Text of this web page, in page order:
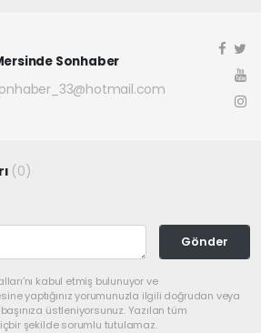
Sonhaber
(0)
Gönder
kabul etmiş bulunuyor ve
yaptığınız yorumunuzla ilgili doğrudan veya
üstleniyorsunuz. Yazılan tüm
şekilde sorumlu tutulamaz.